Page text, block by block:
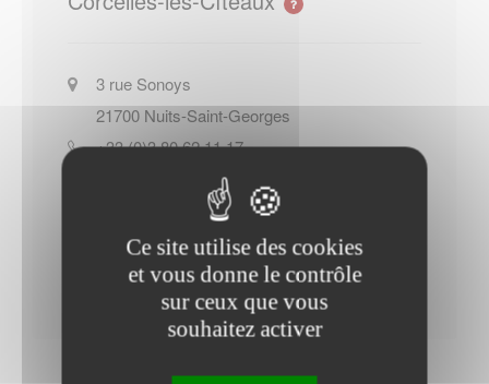
3 rue Sonoys
21700 Nuits-Saint-Georges
+33 (0)3 80 62 11 17
Site officiel de l Office de tourisme
de Corcelles-lès-Cîteaux
Contacter l'office de tourisme
Ce site utilise des cookies
et vous donne le contrôle
sur ceux que vous
souhaitez activer